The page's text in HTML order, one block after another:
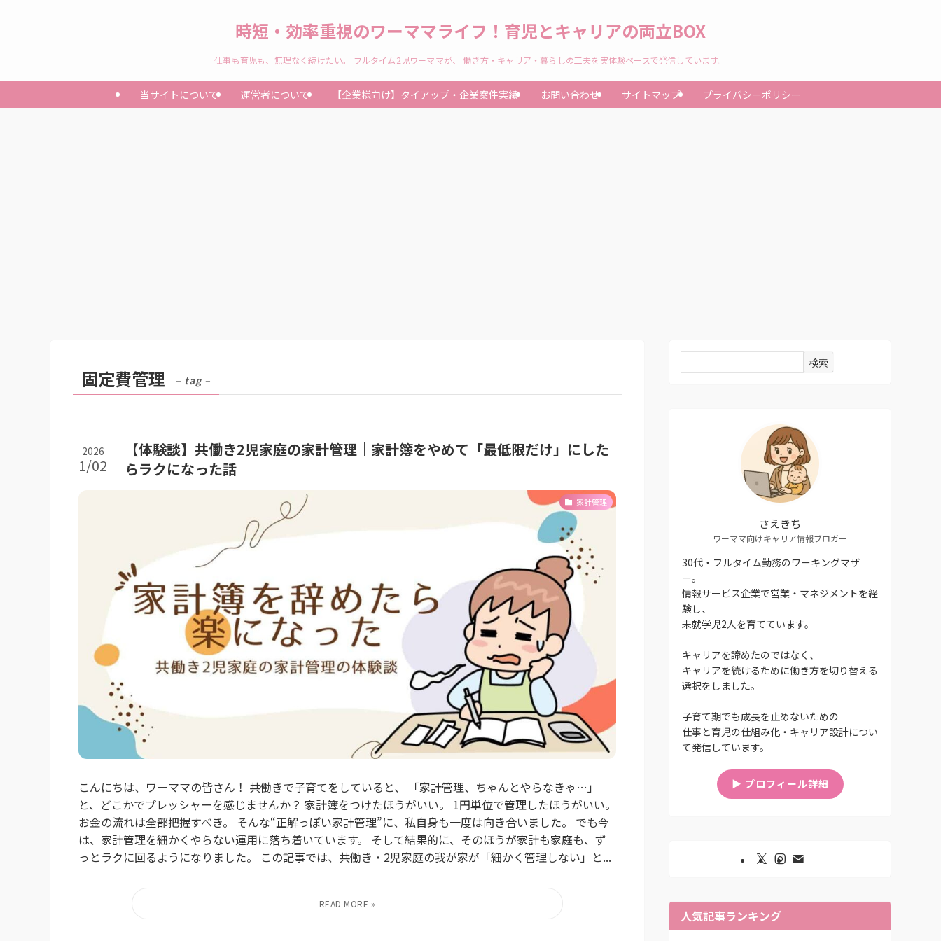
時短・効率重視のワーママライフ！育児とキャリアの両立BOX
仕事も育児も、無理なく続けたい。 フルタイム2児ワーママが、 働き方・キャリア・暮らしの工夫を実体験ベースで発信しています。
当サイトについて 運営者について 【企業様向け】タイアップ・企業案件実績 お問い合わせ サイトマップ プライバシーポリシー
固定費管理 – tag –
【体験談】共働き2児家庭の家計管理｜家計簿をやめて「最低限だけ」にした
らラクになった話
2026
1/02
家計管理
こんにちは、ワーママの皆さん！ 共働きで子育てをしていると、 「家計管理、ちゃんとやらなきゃ…」
と、どこかでプレッシャーを感じませんか？ 家計簿をつけたほうがいい。 1円単位で管理したほうがいい。
お金の流れは全部把握すべき。 そんな“正解っぽい家計管理”に、私自身も一度は向き合いました。 でも今
は、家計管理を細かくやらない運用に落ち着いています。 そして結果的に、そのほうが家計も家庭も、ず
っとラクに回るようになりました。 この記事では、共働き・2児家庭の我が家が「細かく管理しない」と...
検索
さえきち
ワーママ向けキャリア情報ブロガー
30代・フルタイム勤務のワーキングマザ
ー。
情報サービス企業で営業・マネジメントを経
験し、
未就学児2人を育てています。
キャリアを諦めたのではなく、
キャリアを続けるために働き方を切り替える
選択をしました。
子育て期でも成長を止めないための
仕事と育児の仕組み化・キャリア設計につい
て発信しています。
▶︎ プロフィール詳細
人気記事ランキング